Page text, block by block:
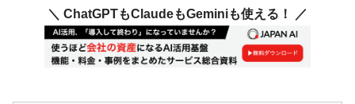
＼ ChatGPTもClaudeもGeminiも使える！ ／